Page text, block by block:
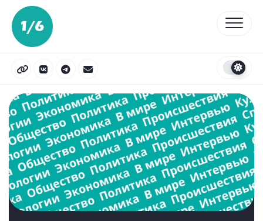
Перейти
содержанию